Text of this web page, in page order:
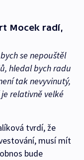
Mocek radí,
se nepouštěl
hledal bych radu
tak nevyvinutý,
relativně velké
tvrdí, že
musí mít
bude